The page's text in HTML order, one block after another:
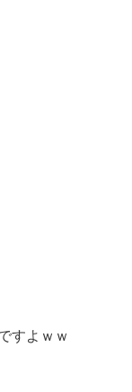
すよｗｗ